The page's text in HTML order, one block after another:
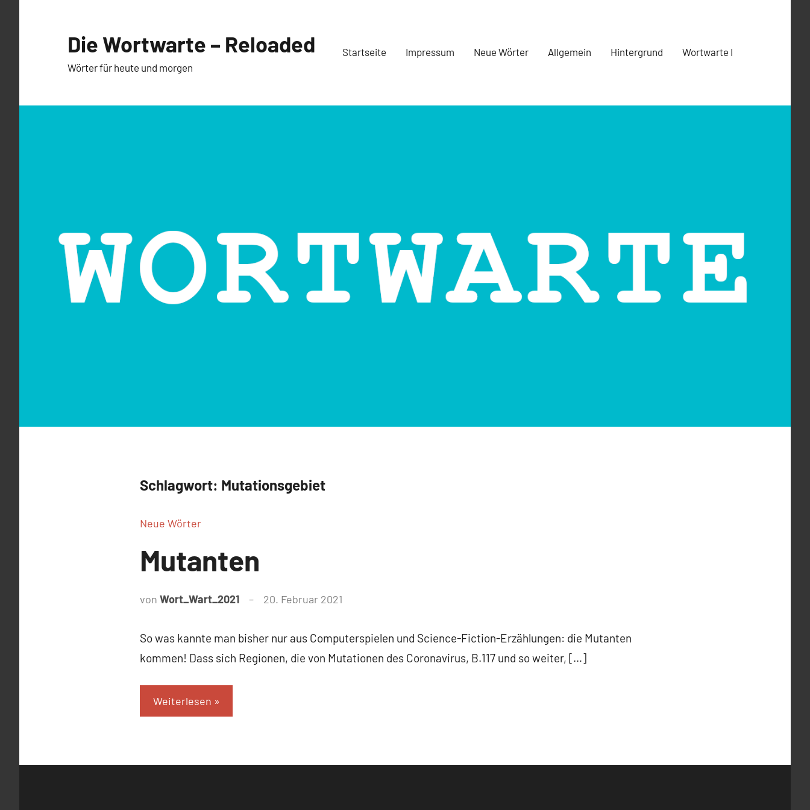
Die Wortwarte – Reloaded
Wörter für heute und morgen
Startseite Impressum Neue Wörter Allgemein Hintergrund Wortwarte I
Schlagwort: Mutationsgebiet
Neue Wörter
Mutanten
von Wort_Wart_2021 20. Februar 2021
So was kannte man bisher nur aus Computerspielen und Science-Fiction-Erzählungen: die Mutanten
kommen! Dass sich Regionen, die von Mutationen des Coronavirus, B.117 und so weiter, […]
Weiterlesen